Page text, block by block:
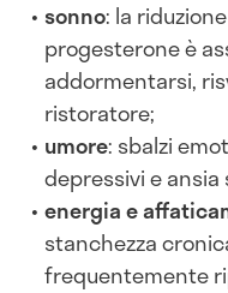
sonno: la
progesterone è
addormentarsi,
ristoratore;
umore: sbalzi
depressivi e ansia
energia e
stanchezza
frequentemente